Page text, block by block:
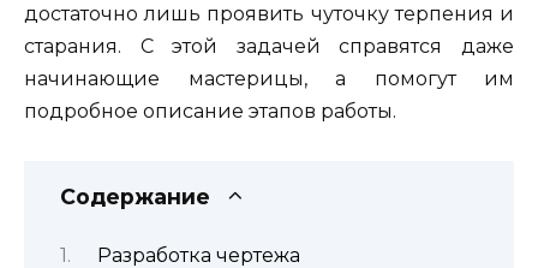
достаточно лишь проявить чуточку терпения и
старания. С этой задачей справятся даже
начинающие мастерицы, а помогут им
подробное описание этапов работы.
Содержание
Разработка чертежа